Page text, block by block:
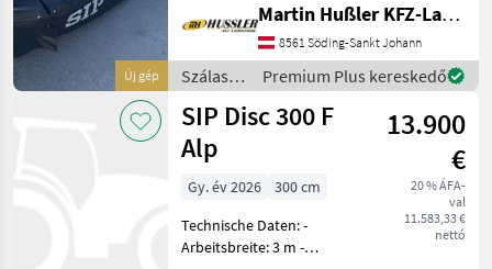
Új gép
Keilriemenantrieb •
mechanische Entlastung •
Erforderlicher Anschluss: 1x
Einfachwirkend • DDS
Martin Hußler KFZ-Landtechnik
8561 Söding-Sankt Johann
Szálastakarmány
betakarítók
/ SIP
Premium Plus kereskedő
SIP Disc 300 F
Alp
13.900
€
20 % ÁFA-
val
11.583,33 €
nettó
Gy. év 2026
300 cm
Technische Daten: -
Arbeitsbreite: 3 m -